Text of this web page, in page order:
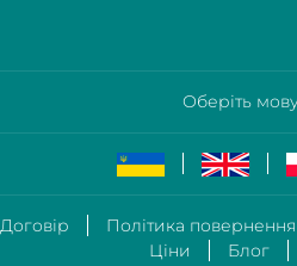
Оберіть
Договір Політика повернення
Ціни
Блог